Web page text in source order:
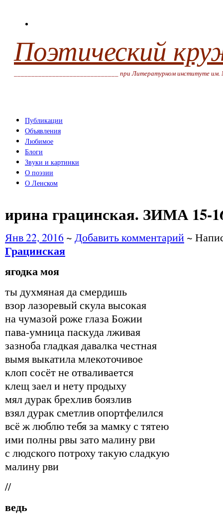
Поэтический
______________________________ при Литературном институте
Публикации
Объявления
Любимое
Блоги
Звуки и картинки
О поэзии
О Ленском
ирина грацинская. ЗИМА 15-
Янв 22, 2016 ~ Добавить комментарий ~
Грацинская
ягодка моя
ты духмяная да смердишь
взор лазоревый скула высокая
на чумазой роже глаза Божии
пава-умница паскуда лживая
зазноба гладкая давалка честная
вымя выкатила млекоточивое
клоп сосёт не отваливается
клещ заел и нету продыху
мял дурак брехлив боязлив
взял дурак сметлив опортфелился
всё ж люблю тебя за мамку с тятею
ими полны рвы зато малину рви
с людского потроху такую сладкую
малину рви
//
ведь